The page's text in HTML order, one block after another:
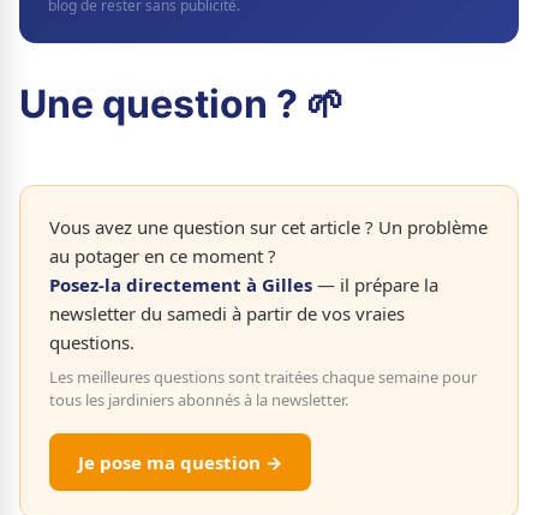
blog de rester sans publicité.
Une question ? 🌱
Vous avez une question sur cet article ? Un problème
au potager en ce moment ?
Posez-la directement à Gilles — il prépare la
newsletter du samedi à partir de vos vraies
questions.
Les meilleures questions sont traitées chaque semaine pour
tous les jardiniers abonnés à la newsletter.
Je pose ma question →